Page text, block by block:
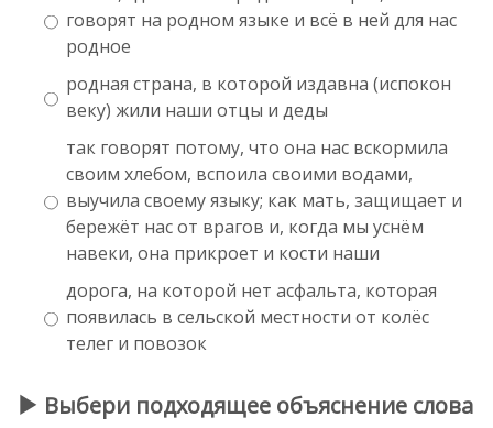
говорят на родном языке и всё в ней для нас
родное
родная страна, в которой издавна (испокон
веку) жили наши отцы и деды
так говорят потому, что она нас вскормила
своим хлебом, вспоила своими водами,
выучила своему языку; как мать, защищает и
бережёт нас от врагов и, когда мы уснём
навеки, она прикроет и кости наши
дорога, на которой нет асфальта, которая
появилась в сельской местности от колёс
телег и повозок
Выбери подходящее объяснение слова